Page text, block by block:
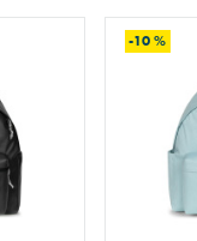
-10 %